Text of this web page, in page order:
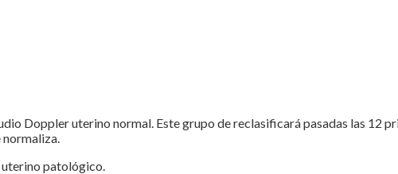
Doppler uterino normal. Este grupo de reclasificará pasadas las 12
patológico.